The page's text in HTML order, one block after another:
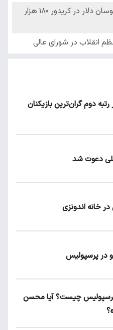
دوم گران‌ترین بازیکنان
دعوت شد
خانه اندونزی
در پرسپولیس
چیست؟ آیا محسن